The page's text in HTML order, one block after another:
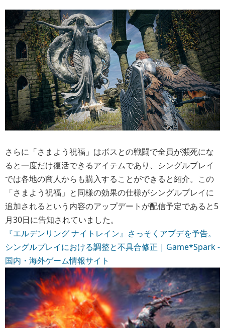
さらに「さまよう祝福」はボスとの戦闘で全員が瀕死にな
ると一度だけ復活できるアイテムであり、シングルプレイ
では各地の商人からも購入することができると紹介。この
「さまよう祝福」と同様の効果の仕様がシングルプレイに
追加されるという内容のアップデートが配信予定であると5
月30日に告知されていました。
『エルデンリング ナイトレイン』さっそくアプデを予告。
シングルプレイにおける調整と不具合修正 | Game*Spark -
国内・海外ゲーム情報サイト